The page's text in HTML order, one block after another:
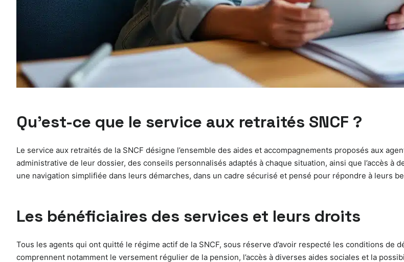
Qu’est-ce que le service aux retraités SNCF ?
Le service aux retraités de la SNCF désigne l’ensemble des aides et accompagnements proposés aux
administrative de leur dossier, des conseils personnalisés adaptés à chaque situation, ainsi que l’accès
une navigation simplifiée dans leurs démarches, dans un cadre sécurisé et pensé pour répondre à leurs
Les bénéficiaires des services et leurs droits
Tous les agents qui ont quitté le régime actif de la SNCF, sous réserve d’avoir respecté les conditions
comprennent notamment le versement régulier de la pension, l’accès à diverses aides sociales et la